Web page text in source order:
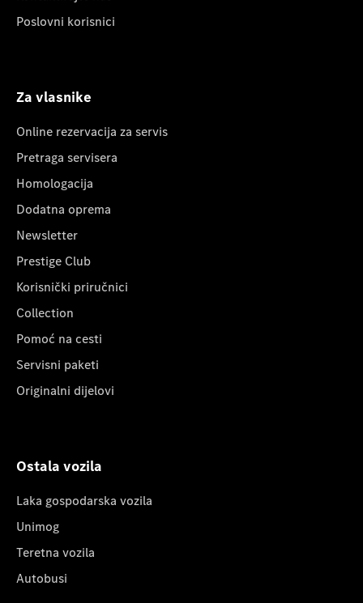
Poslovni korisnici
Za vlasnike
Online rezervacija za servis
Pretraga servisera
Homologacija
Dodatna oprema
Newsletter
Prestige Club
Korisnički priručnici
Collection
Pomoć na cesti
Servisni paketi
Originalni dijelovi
Ostala vozila
Laka gospodarska vozila
Unimog
Teretna vozila
Autobusi